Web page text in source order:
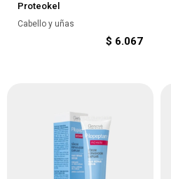
Proteokel
Cabello y uñas
$ 6.067